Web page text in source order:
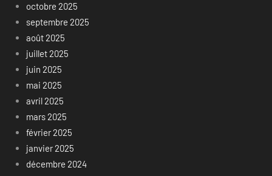
octobre 2025
septembre 2025
août 2025
juillet 2025
juin 2025
mai 2025
avril 2025
mars 2025
février 2025
janvier 2025
décembre 2024